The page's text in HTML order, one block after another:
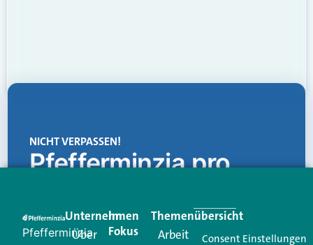
NICHT VERPASSEN!
Pfefferminzia.pro
Creator für Ihre Kundenkommunikation. Alles, was
Ihren Vertriebsalltag leichter macht. Mit nur einem
Pfefferminzia
Unternehmen
Über
Im
Fokus
Themenübersicht
Arbeit
Consent Einstellungen